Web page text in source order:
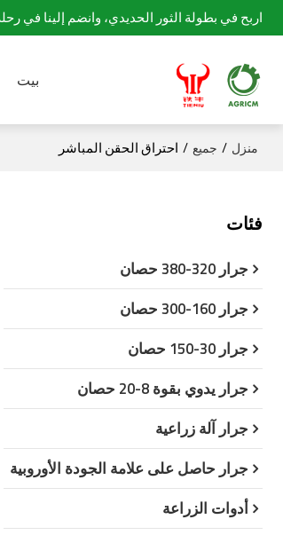
اربح في بطولة الثور الحديدي، وانضم إلينا في
بيت
منزل / جميع / احتراق الحقن المباشر
فئات
جرار 320-380 حصان
جرار 160-300 حصان
جرار 30-150 حصان
جرار يدوي بقوة 8-20 حصان
جرار آلة زراعية
جرار حاصل على علامة الجودة الأوروبية
أدوات الزراعة